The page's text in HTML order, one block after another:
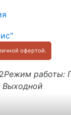
офертой.
Режим работы: